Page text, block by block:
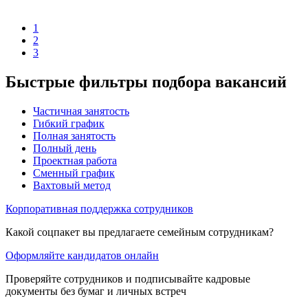
1
2
3
Быстрые фильтры подбора вакансий
Частичная занятость
Гибкий график
Полная занятость
Полный день
Проектная работа
Сменный график
Вахтовый метод
Корпоративная поддержка сотрудников
Какой соцпакет вы предлагаете семейным сотрудникам?
Оформляйте кандидатов онлайн
Проверяйте сотрудников и подписывайте кадровые
документы без бумаг и личных встреч